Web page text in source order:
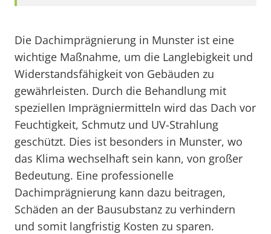
Die Dachimprägnierung in Munster ist eine
wichtige Maßnahme, um die Langlebigkeit und
Widerstandsfähigkeit von Gebäuden zu
gewährleisten. Durch die Behandlung mit
speziellen Imprägniermitteln wird das Dach vor
Feuchtigkeit, Schmutz und UV-Strahlung
geschützt. Dies ist besonders in Munster, wo
das Klima wechselhaft sein kann, von großer
Bedeutung. Eine professionelle
Dachimprägnierung kann dazu beitragen,
Schäden an der Bausubstanz zu verhindern
und somit langfristig Kosten zu sparen.